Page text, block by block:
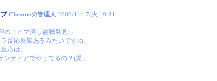
Chrome@管理人 2009/11/17(火)19:21
の「ヒマ潰し盗聴発見!」
反応反響あるみたいですね。
応は、
ンティアでやってるの？(爆」